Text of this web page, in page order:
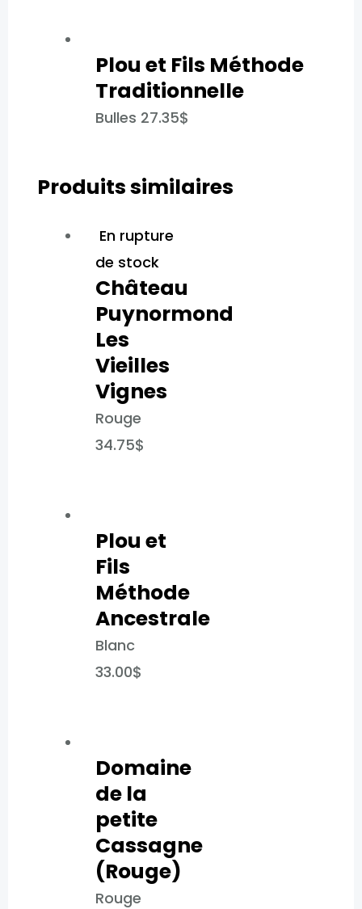
Plou et Fils Méthode
Traditionnelle
Bulles 27.35$
Produits similaires
En rupture
de stock
Château
Puynormond
Les
Vieilles
Vignes
Rouge
34.75$
Plou et
Fils
Méthode
Ancestrale
Blanc
33.00$
Domaine
de la
petite
Cassagne
(Rouge)​
Rouge